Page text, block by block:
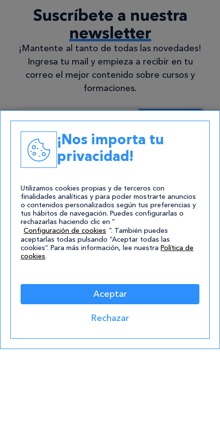
Suscríbete a nuestra
newsletter
¡Mantente al tanto de todas las novedades!
Ingresa tu mail y empieza a recibir en tu
correo el mejor contenido sobre cursos y
formaciones.
Suscribirse
Estoy de acuerdo con la política de
privacidad
Consentimiento
Estoy de
acuerdo
privacidad.*
lo
No enviamos spam, solo nuevas
publicaciones. ¡Prometido!
¡Nos importa tu
privacidad!
Utilizamos cookies propias y de terceros con
finalidades analíticas y para poder mostrarte anuncios
o contenidos personalizados según tus preferencias y
tus hábitos de navegación. Puedes configurarlas o
rechazarlas haciendo clic en “
Configuración de cookies ”. También puedes
aceptarlas todas pulsando “Aceptar todas las
cookies”. Para más información, lee nuestra Política de
cookies.
Aceptar
Rechazar